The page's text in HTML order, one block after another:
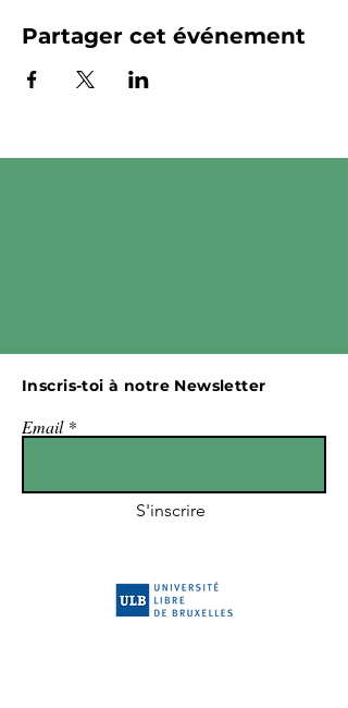
Partager cet événement
Inscris-toi à notre Newsletter
Email
S'inscrire